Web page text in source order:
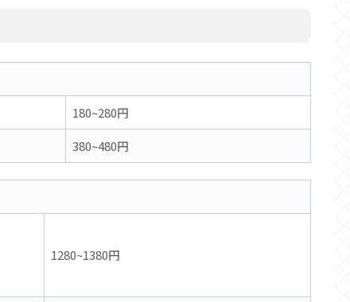
180~280円
380~480円
1280~1380円